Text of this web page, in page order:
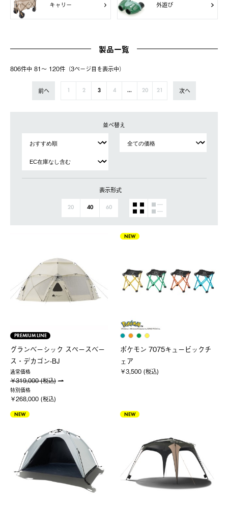
キャリー 外遊び
製品一覧
806件中 81〜 120件（3ページ⽬を表⽰中）
前へ 2 3 4 ... 20 21 次へ
並べ替え
表示形式
20 40 60
PREMIUM LINE
グランベーシック スペースベー
ス・デカゴン-BJ
通常価格
￥319,000 (税込)
特別価格
￥268,000 (税込)
NEW
ポケモン 7075キュービックチ
ェア
￥3,500 (税込)
NEW NEW